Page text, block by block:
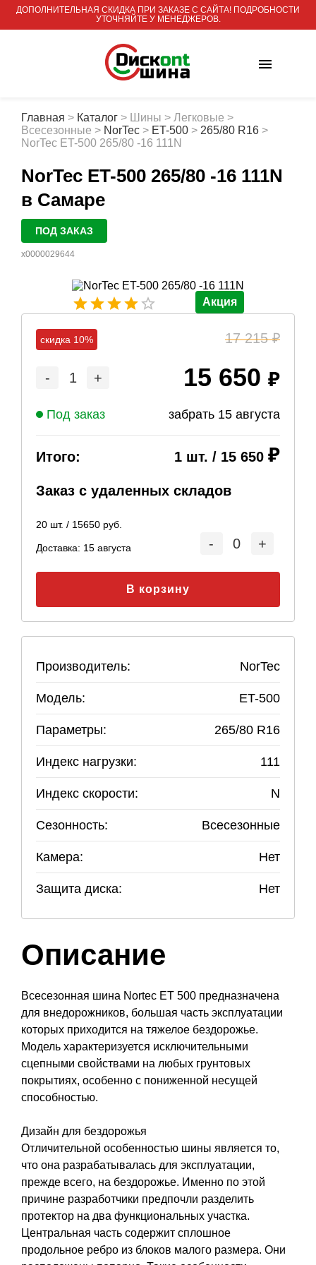
ДОПОЛНИТЕЛЬНАЯ СКИДКА ПРИ ЗАКАЗЕ С САЙТА! ПОДРОБНОСТИ
УТОЧНЯЙТЕ У МЕНЕДЖЕРОВ.
Главная > Каталог > Шины > Легковые >
Всесезонные > NorTec > ET-500 > 265/80 R16 >
NorTec ET-500 265/80 -16 111N
NorTec ET-500 265/80 -16 111N
в Самаре
ПОД ЗАКАЗ
х0000029644
Акция
скидка 10% 17 215
- 1 + 15 650
Под заказ забрать 15 августа
Итого: 1 шт. / 15 650
Заказ с удаленных складов
20 шт. / 15650 руб.
Доставка: 15 августа - 0 +
В корзину
Производитель: NorTec
Модель: ET-500
Параметры: 265/80 R16
Индекс нагрузки: 111
Индекс скорости: N
Сезонность: Всесезонные
Камера: Нет
Защита диска: Нет
Описание
Всесезонная шина Nortec ET 500 предназначена
для внедорожников, большая часть эксплуатации
которых приходится на тяжелое бездорожье.
Модель характеризуется исключительными
сцепными свойствами на любых грунтовых
покрытиях, особенно с пониженной несущей
способностью.
Дизайн для бездорожья
Отличительной особенностью шины является то,
что она разрабатывалась для эксплуатации,
прежде всего, на бездорожье. Именно по этой
причине разработчики предпочли разделить
протектор на два функциональных участка.
Центральная часть содержит сплошное
продольное ребро из блоков малого размера. Они